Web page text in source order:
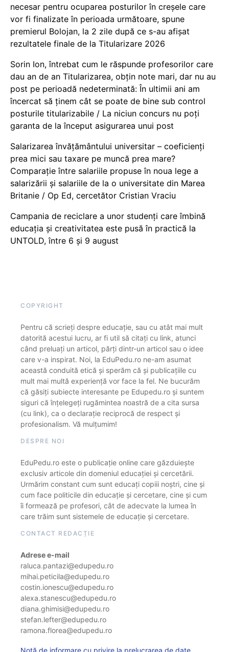
necesar pentru ocuparea posturilor în creșele care
vor fi finalizate în perioada următoare, spune
premierul Bolojan, la 2 zile după ce s-au afișat
rezultatele finale de la Titularizare 2026
Sorin Ion, întrebat cum le răspunde profesorilor care
dau an de an Titularizarea, obțin note mari, dar nu au
post pe perioadă nedeterminată: În ultimii ani am
încercat să ținem cât se poate de bine sub control
posturile titularizabile / La niciun concurs nu poți
garanta de la început asigurarea unui post
Salarizarea învățământului universitar – coeficienți
prea mici sau taxare pe muncă prea mare?
Comparație între salariile propuse în noua lege a
salarizării și salariile de la o universitate din Marea
Britanie / Op Ed, cercetător Cristian Vraciu
Campania de reciclare a unor studenți care îmbină
educația și creativitatea este pusă în practică la
UNTOLD, între 6 și 9 august
COPYRIGHT
Pentru că scrieți despre educație, sau cu atât mai mult
datorită acestui lucru, ar fi util să citați cu link, atunci
când preluați un articol, părți dintr-un articol sau o idee
care v-a inspirat. Noi, la EduPedu.ro ne-am asumat
această conduită etică și sperăm că și publicațiile cu
mult mai multă experiență vor face la fel. Ne bucurăm
că găsiți subiecte interesante pe Edupedu.ro și suntem
siguri că înțelegeți rugămintea noastră de a cita sursa
(cu link), ca o declarație reciprocă de respect și
profesionalism. Vă mulțumim!
DESPRE NOI
EduPedu.ro este o publicație online care găzduiește
exclusiv articole din domeniul educației și cercetării.
Urmărim constant cum sunt educați copiii noștri, cine și
cum face politicile din educație și cercetare, cine și cum
îi formează pe profesori, cât de adecvate la lumea în
care trăim sunt sistemele de educație și cercetare.
CONTACT REDACȚIE
Adrese e-mail
raluca.pantazi@edupedu.ro
mihai.peticila@edupedu.ro
costin.ionescu@edupedu.ro
alexa.stanescu@edupedu.ro
diana.ghimisi@edupedu.ro
stefan.lefter@edupedu.ro
ramona.florea@edupedu.ro
Notă de informare cu privire la prelucrarea de date